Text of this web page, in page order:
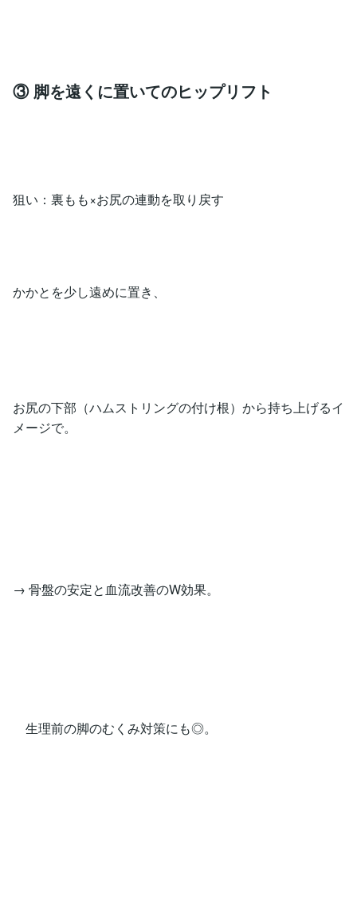
③ 脚を遠くに置いてのヒップリフト
狙い：裏もも×お尻の連動を取り戻す
かかとを少し遠めに置き、
お尻の下部（ハムストリングの付け根）から持ち上げるイ
メージで。
→ 骨盤の安定と血流改善のW効果。
生理前の脚のむくみ対策にも◎。